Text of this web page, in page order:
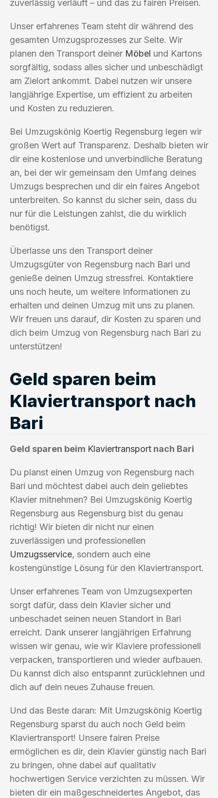
zuverlässig verläuft – und das zu fairen Preisen.
Unser erfahrenes Team steht dir während des
gesamten Umzugsprozesses zur Seite. Wir
planen den Transport deiner Möbel und Kartons
sorgfältig, sodass alles sicher und unbeschädigt
am Zielort ankommt. Dabei nutzen wir unsere
langjährige Expertise, um effizient zu arbeiten
und Kosten zu reduzieren.
Bei Umzugskönig Koertig Regensburg legen wir
großen Wert auf Transparenz. Deshalb bieten wir
dir eine kostenlose und unverbindliche Beratung
an, bei der wir gemeinsam den Umfang deines
Umzugs besprechen und dir ein faires Angebot
unterbreiten. So kannst du sicher sein, dass du
nur für die Leistungen zahlst, die du wirklich
benötigst.
Überlasse uns den Transport deiner
Umzugsgüter von Regensburg nach Bari und
genieße deinen Umzug stressfrei. Kontaktiere
uns noch heute, um weitere Informationen zu
erhalten und deinen Umzug mit uns zu planen.
Wir freuen uns darauf, dir Kosten zu sparen und
dich beim Umzug von Regensburg nach Bari zu
unterstützen!
Geld sparen beim
Klaviertransport nach
Bari
Geld sparen beim Klaviertransport nach Bari
Du planst einen Umzug von Regensburg nach
Bari und möchtest dabei auch dein geliebtes
Klavier mitnehmen? Bei Umzugskönig Koertig
Regensburg aus Regensburg bist du genau
richtig! Wir bieten dir nicht nur einen
zuverlässigen und professionellen
Umzugsservice, sondern auch eine
kostengünstige Lösung für den Klaviertransport.
Unser erfahrenes Team von Umzugsexperten
sorgt dafür, dass dein Klavier sicher und
unbeschadet seinen neuen Standort in Bari
erreicht. Dank unserer langjährigen Erfahrung
wissen wir genau, wie wir Klaviere professionell
verpacken, transportieren und wieder aufbauen.
Du kannst dich also entspannt zurücklehnen und
dich auf dein neues Zuhause freuen.
Und das Beste daran: Mit Umzugskönig Koertig
Regensburg sparst du auch noch Geld beim
Klaviertransport! Unsere fairen Preise
ermöglichen es dir, dein Klavier günstig nach Bari
zu bringen, ohne dabei auf qualitativ
hochwertigen Service verzichten zu müssen. Wir
bieten dir ein maßgeschneidertes Angebot, das